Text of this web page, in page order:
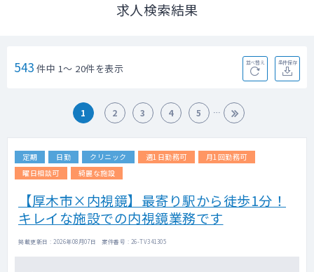
求人検索結果
543 件中 1～ 20件を表示 並べ替え 条件保存
1 2 3 4 5
定期 日勤 クリニック 週1日勤務可
月1回勤務可
曜日相談可
綺麗な施設
【厚木市×内視鏡】最寄り駅から徒歩1分！
キレイな施設での内視鏡業務です
掲載更新日 : 2026年08月07日 案件番号 : 26-TV341305